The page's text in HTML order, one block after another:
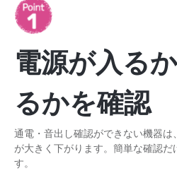
電源が入る
るかを確認
通電・音出し確認ができない機器
が大きく下がります。簡単な確認
す。